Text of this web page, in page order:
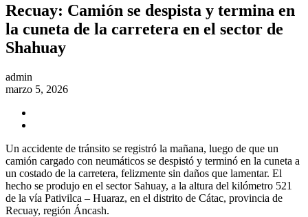
Recuay: Camión se despista y termina en
la cuneta de la carretera en el sector de
Shahuay
admin
marzo 5, 2026
Un accidente de tránsito se registró la mañana, luego de que un
camión cargado con neumáticos se despistó y terminó en la cuneta a
un costado de la carretera, felizmente sin daños que lamentar. El
hecho se produjo en el sector Sahuay, a la altura del kilómetro 521
de la vía Pativilca – Huaraz, en el distrito de Cátac, provincia de
Recuay, región Áncash.